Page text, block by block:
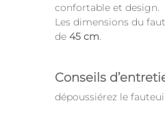
confortable et design.
Les dimensions du
de 45 cm
Conseils
dépoussiérez le